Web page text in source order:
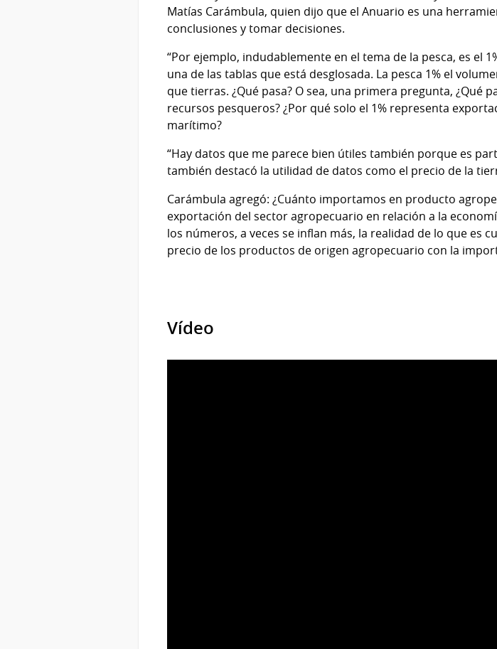
Matías Carámbula, quien dijo que el Anuario es una
conclusiones y tomar decisiones.
“Por ejemplo, indudablemente en el tema de la pesca, es el
una de las tablas que está desglosada. La pesca 1% el
que tierras. ¿Qué pasa? O sea, una primera pregunta, ¿Qué
recursos pesqueros? ¿Por qué solo el 1% representa
marítimo?
“Hay datos que me parece bien útiles también porque es
también destacó la utilidad de datos como el precio de la
Carámbula agregó: ¿Cuánto importamos en producto
exportación del sector agropecuario en relación a la
los números, a veces se inflan más, la realidad de lo que es
precio de los productos de origen agropecuario con la
Vídeo